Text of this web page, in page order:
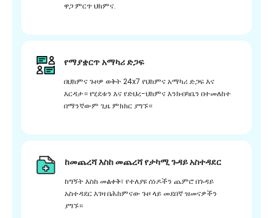
ዋጋ ምርጥ ህክምና.
የማያቋርጥ አማካሪ ድጋፍ
በህክምና ጉዞዎ ወቅት 24x7 የህክምና አማካሪ ድጋፍ እና
እርዳታ። የሂደቱን እና የድህረ-ህክምና እንክብካቤን በተመለከተ
በማንኛውም ጊዜ ምክክር ያግኙ።
ከመጨረሻ እስከ መጨረሻ የታካሚ ጉዳይ አስተዳደር
ከግኝት እስከ መልቀቅ፣ የተለያዩ ሰነዶችን ጨምሮ በጉዳይ
አስተዳደር እገዛ በሕክምናው ጉዞ ላይ መደበኛ ዝመናዎችን
ያግኙ።